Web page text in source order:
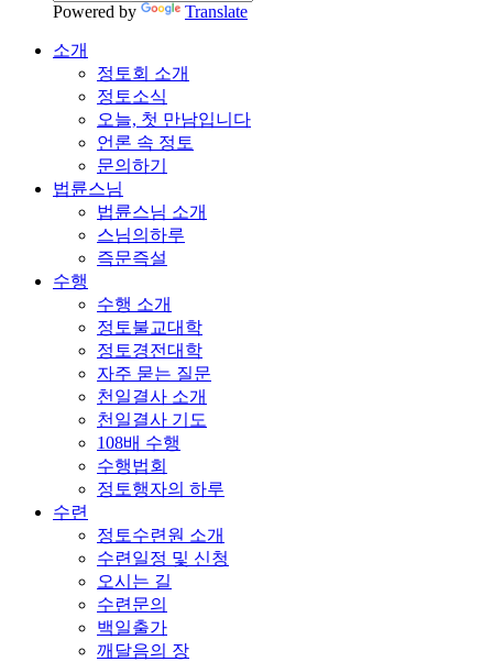
Powered by Translate
소개
정토회 소개
정토소식
오늘, 첫 만남입니다
언론 속 정토
문의하기
법륜스님
법륜스님 소개
스님의하루
즉문즉설
수행
수행 소개
정토불교대학
정토경전대학
자주 묻는 질문
천일결사 소개
천일결사 기도
108배 수행
수행법회
정토행자의 하루
수련
정토수련원 소개
수련일정 및 신청
오시는 길
수련문의
백일출가
깨달음의 장